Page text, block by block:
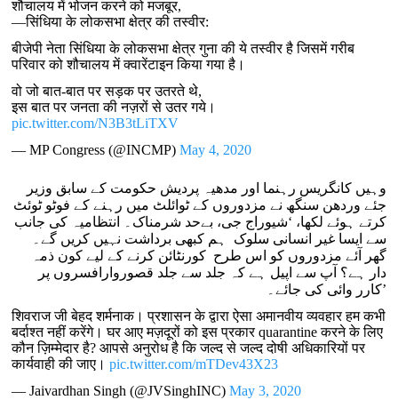
शौचालय में भोजन करने को मजबूर,
—सिंधिया के लोकसभा क्षेत्र की तस्वीर:
बीजेपी नेता सिंधिया के लोकसभा क्षेत्र गुना की ये तस्वीर है जिसमें गरीब
परिवार को शौचालय में क्वारेंटाइन किया गया है।
वो जो बात-बात पर सड़क पर उतरते थे,
इस बात पर जनता की नज़रों से उतर गये।
pic.twitter.com/N3B3tLiTXV
— MP Congress (@INCMP)May 4, 2020
وہیں کانگریس رہنما اور مدھیہ پردیش حکومت کے سابق وزیر
جئے وردھن سنگھ نے مزدوروں کے ٹوائلٹ میں رہنے کے فوٹو ٹوئٹ
کرتے ہوئے لکھا، ‘شیوراج جی، بےحد شرمناک۔ انتظامیہ کی جانب
سے ایسا غیر انسانی سلوک ہم کبھی برداشت نہیں کریں گے۔
گھر آئے مزدوروں کو اس طرح کورنٹائن کرنے کے لیے کون ذمہ
دار ہے؟ آپ سے اپیل ہے کہ جلد سے جلد قصوروارافسروں پر
کارر وائی کی جائے۔’
शिवराज जी बेहद शर्मनाक। प्रशासन के द्वारा ऐसा अमानवीय व्यवहार हम कभी
बर्दाश्त नहीं करेंगे। घर आए मज़दूरों को इस प्रकार quarantine करने के लिए
कौन ज़िम्मेदार है? आपसे अनुरोध है कि जल्द से जल्द दोषी अधिकारियों पर
कार्यवाही की जाए।pic.twitter.com/mTDev43X23
— Jaivardhan Singh (@JVSinghINC)May 3, 2020